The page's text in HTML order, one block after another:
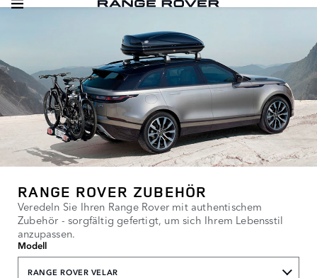
RANGE ROVER ZUBEHÖR
Veredeln Sie Ihren Range Rover mit authentischem
Zubehör - sorgfältig gefertigt, um sich Ihrem Lebensstil
anzupassen.
Modell
RANGE ROVER VELAR